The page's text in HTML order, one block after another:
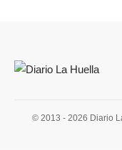
© 2013 - 2026 Diario